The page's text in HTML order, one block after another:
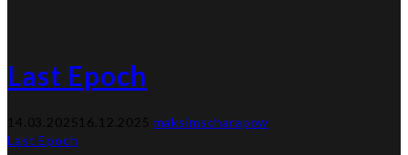
Last Epoch
14.03.2025 16.12.2025 maksimscharapow
Last Epoch